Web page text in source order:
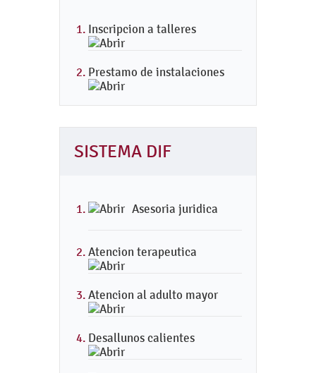
Inscripcion a talleres
Prestamo de instalaciones
SISTEMA DIF
Asesoria juridica
Atencion terapeutica
Atencion al adulto mayor
Desallunos calientes